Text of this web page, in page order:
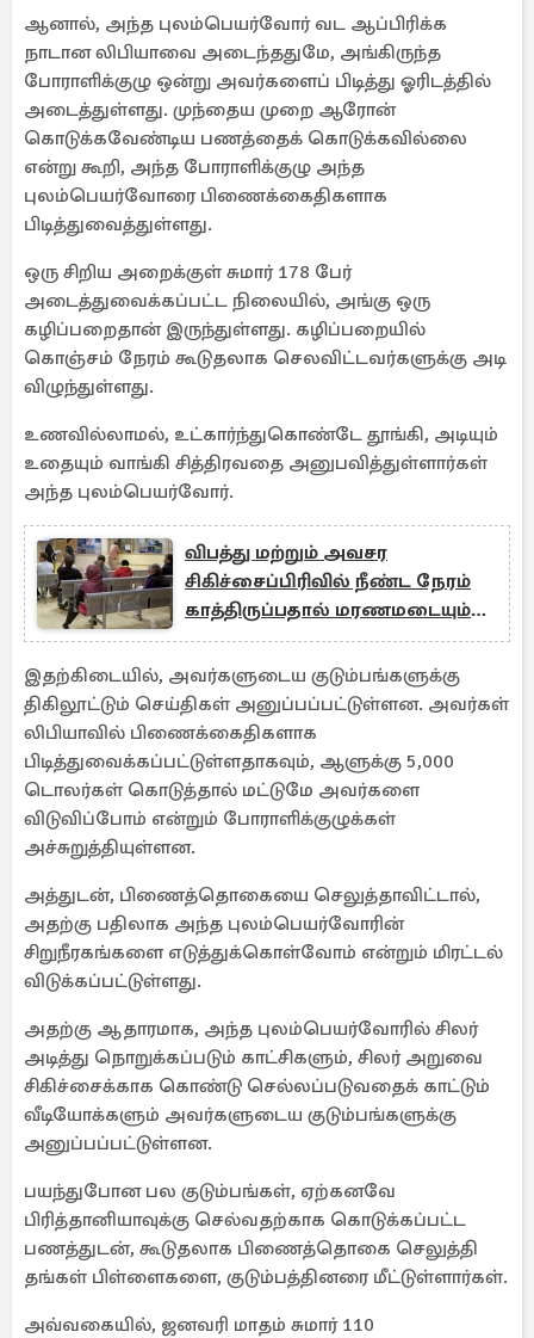
ஆனால், அந்த புலம்பெயர்வோர் வட ஆப்பிரிக்க
நாடான லிபியாவை அடைந்ததுமே, அங்கிருந்த
போராளிக்குழு ஒன்று அவர்களைப் பிடித்து ஓரிடத்தில்
அடைத்துள்ளது. முந்தைய முறை ஆரோன்
கொடுக்கவேண்டிய பணத்தைக் கொடுக்கவில்லை
என்று கூறி, அந்த போராளிக்குழு அந்த
புலம்பெயர்வோரை பிணைக்கைதிகளாக
பிடித்துவைத்துள்ளது.
ஒரு சிறிய அறைக்குள் சுமார் 178 பேர்
அடைத்துவைக்கப்பட்ட நிலையில், அங்கு ஒரு
கழிப்பறைதான் இருந்துள்ளது. கழிப்பறையில்
கொஞ்சம் நேரம் கூடுதலாக செலவிட்டவர்களுக்கு அடி
விழுந்துள்ளது.
உணவில்லாமல், உட்கார்ந்துகொண்டே தூங்கி, அடியும்
உதையும் வாங்கி சித்திரவதை அனுபவித்துள்ளார்கள்
அந்த புலம்பெயர்வோர்.
விபத்து மற்றும் அவசர
சிகிச்சைப்பிரிவில் நீண்ட நேரம்
காத்திருப்பதால் மரணமடையும்
1,000 நோயாளிகள்
இதற்கிடையில், அவர்களுடைய குடும்பங்களுக்கு
திகிலூட்டும் செய்திகள் அனுப்பப்பட்டுள்ளன. அவர்கள்
லிபியாவில் பிணைக்கைதிகளாக
பிடித்துவைக்கப்பட்டுள்ளதாகவும், ஆளுக்கு 5,000
டொலர்கள் கொடுத்தால் மட்டுமே அவர்களை
விடுவிப்போம் என்றும் போராளிக்குழுக்கள்
அச்சுறுத்தியுள்ளன.
அத்துடன், பிணைத்தொகையை செலுத்தாவிட்டால்,
அதற்கு பதிலாக அந்த புலம்பெயர்வோரின்
சிறுநீரகங்களை எடுத்துக்கொள்வோம் என்றும் மிரட்டல்
விடுக்கப்பட்டுள்ளது.
அதற்கு ஆதாரமாக, அந்த புலம்பெயர்வோரில் சிலர்
அடித்து நொறுக்கப்படும் காட்சிகளும், சிலர் அறுவை
சிகிச்சைக்காக கொண்டு செல்லப்படுவதைக் காட்டும்
வீடியோக்களும் அவர்களுடைய குடும்பங்களுக்கு
அனுப்பப்பட்டுள்ளன.
பயந்துபோன பல குடும்பங்கள், ஏற்கனவே
பிரித்தானியாவுக்கு செல்வதற்காக கொடுக்கப்பட்ட
பணத்துடன், கூடுதலாக பிணைத்தொகை செலுத்தி
தங்கள் பிள்ளைகளை, குடும்பத்தினரை மீட்டுள்ளார்கள்.
அவ்வகையில், ஜனவரி மாதம் சுமார் 110